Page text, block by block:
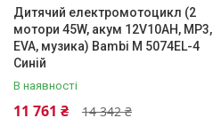
Матеріал корпусу
Металл
Пластик
Матеріал коліс
Дитячий електромотоцикл (2
мотори 45W, акум 12V10AH, MP3,
EVA, музика) Bambi M 5074EL-4
Синій
В наявності
14 342 ₴
11 761 ₴